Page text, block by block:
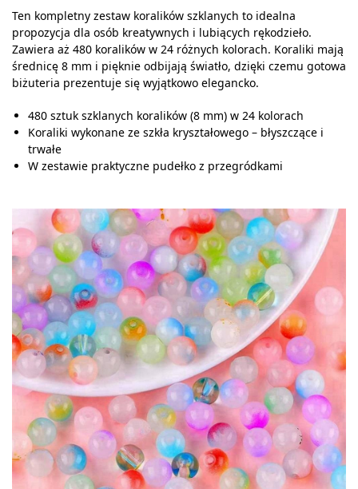
Ten kompletny zestaw koralików szklanych to idealna
propozycja dla osób kreatywnych i lubiących rękodzieło.
Zawiera aż 480 koralików w 24 różnych kolorach. Koraliki mają
średnicę 8 mm i pięknie odbijają światło, dzięki czemu gotowa
biżuteria prezentuje się wyjątkowo elegancko.
480 sztuk szklanych koralików (8 mm) w 24 kolorach
Koraliki wykonane ze szkła kryształowego – błyszczące i
trwałe
W zestawie praktyczne pudełko z przegródkami